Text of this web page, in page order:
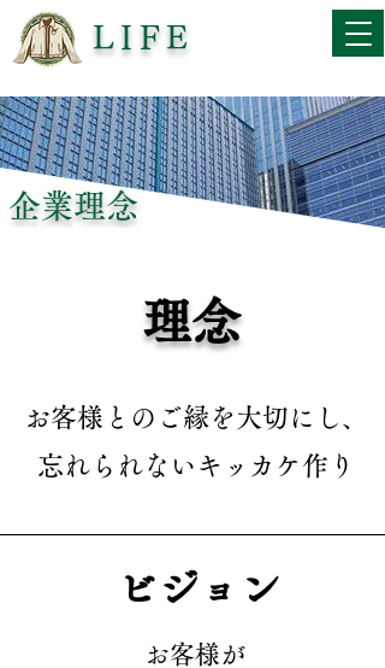
LIFE
企業理念
理念
お客様とのご縁を大切にし、​
忘れられないキッカケ作り
ビジョン
​お客様が